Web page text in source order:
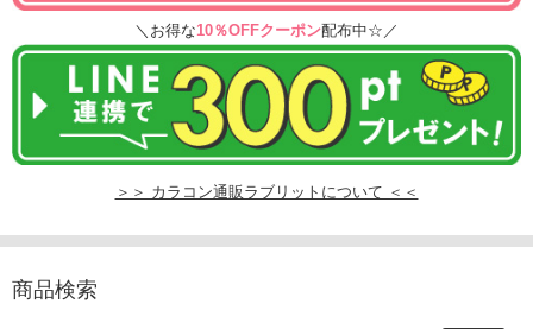
＼お得な10％OFFクーポン配布中☆／
＞＞ カラコン通販ラブリットについて ＜＜
商品検索